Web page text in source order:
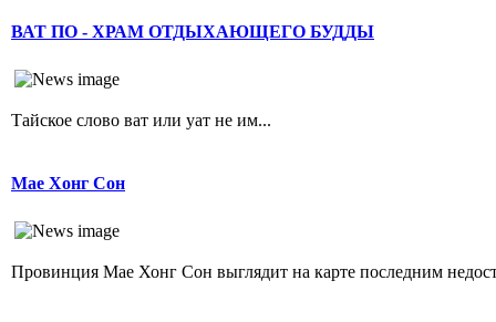
ВАТ ПО - ХРАМ ОТДЫХАЮЩЕГО БУДДЫ
Тайское слово ват или уат не им...
Мае Хонг Сон
Провинция Мае Хонг Сон выглядит на карте последним